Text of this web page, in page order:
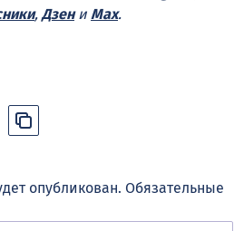
, Дзени Max.
опубликован. Обязательные